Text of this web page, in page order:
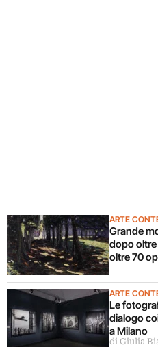
ARTE
Grande
dopo oltre
oltre 70
ARTE
Le
dialogo
a Milano
di Giulia